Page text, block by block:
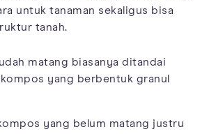
untuk tanaman sekaligus bisa
tanah.
matang biasanya ditandai
yang berbentuk granul
yang belum matang justru